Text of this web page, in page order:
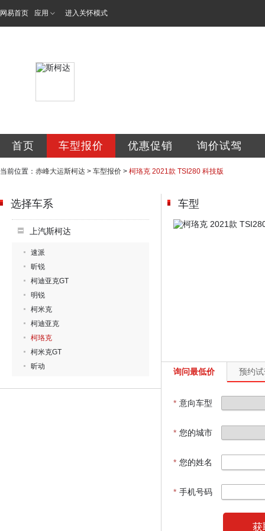
网易首页 应用 进入关怀模式
首页 车型报价 优惠促销 询价试驾
当前位置： 赤峰大运斯柯达 > 车型报价 > 柯珞克 2021款 TSI280 科技版
选择车系
上汽斯柯达
速派
昕锐
柯迪亚克GT
明锐
柯米克
柯迪亚克
柯珞克
柯米克GT
昕动
车型
询问最低价 预约
* 意向车型
* 您的城市
* 您的姓名
* 手机号码
获